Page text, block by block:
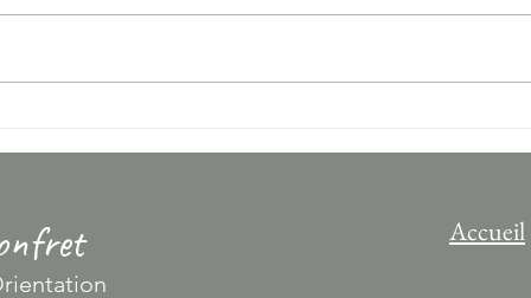
chez vous avec vos ami(e)s !
les-
Accueil